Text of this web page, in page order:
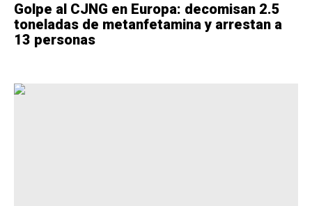
Golpe al CJNG en Europa: decomisan 2.5
toneladas de metanfetamina y arrestan a
13 personas